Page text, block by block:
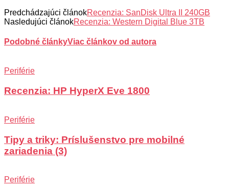
Predchádzajúci článokRecenzia: SanDisk Ultra II 240GB
Nasledujúci článokRecenzia: Western Digital Blue 3TB
Podobné článkyViac článkov od autora
Periférie
Recenzia: HP HyperX Eve 1800
Periférie
Tipy a triky: Príslušenstvo pre mobilné
zariadenia (3)
Periférie